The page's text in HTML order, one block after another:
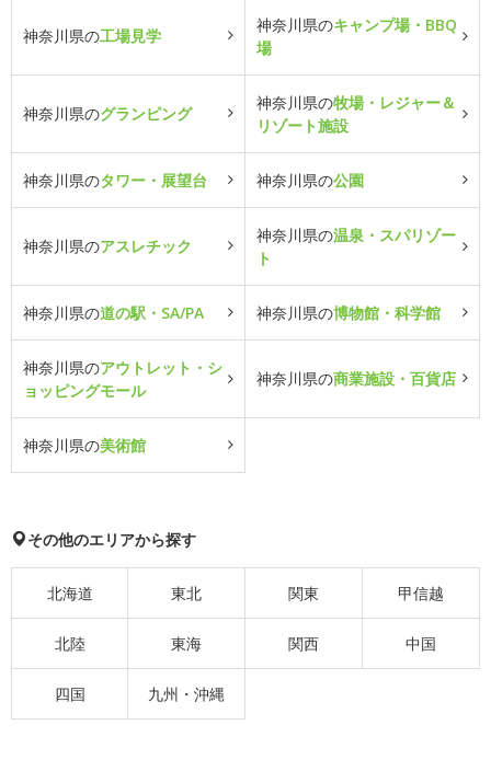
神奈川県の工場見学
神奈川県のキャンプ場・BBQ
場
神奈川県のグランピング
神奈川県の牧場・レジャー＆
リゾート施設
神奈川県のタワー・展望台 神奈川県の公園
神奈川県のアスレチック
神奈川県の温泉・スパリゾー
ト
神奈川県の道の駅・SA/PA 神奈川県の博物館・科学館
神奈川県のアウトレット・シ
ョッピングモール
神奈川県の商業施設・百貨店
神奈川県の美術館
その他のエリアから探す
北海道 東北 関東 甲信越
北陸 東海 関西 中国
四国 九州・沖縄